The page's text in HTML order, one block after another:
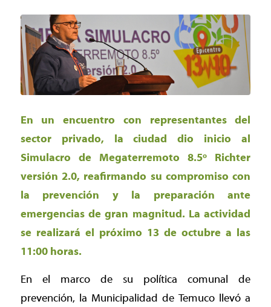
En un encuentro con representantes del
sector privado, la ciudad dio inicio al
Simulacro de Megaterremoto 8.5º Richter
versión 2.0, reafirmando su compromiso con
la prevención y la preparación ante
emergencias de gran magnitud. La actividad
se realizará el próximo 13 de octubre a las
11:00 horas.
En el marco de su política comunal de
prevención, la Municipalidad de Temuco llevó a